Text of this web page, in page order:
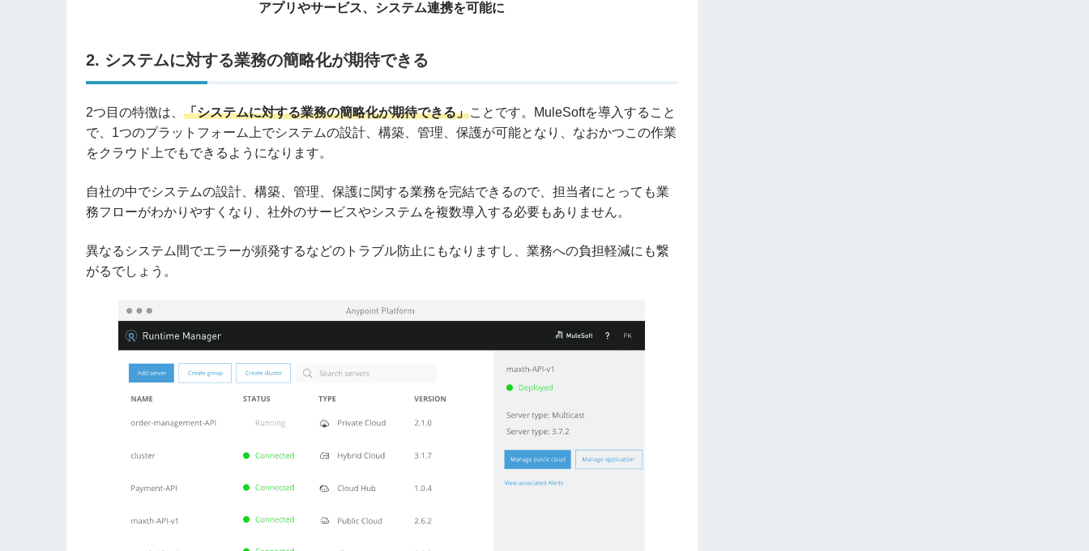
アプリやサービス、システム連携を可能に
2. システムに対する業務の簡略化が期待できる
2つ目の特徴は、 「システムに対する業務の簡略化が期待できる」ことです。MuleSoftを導入すること
で、1つのプラットフォーム上でシステムの設計、構築、管理、保護が可能となり、なおかつこの作業
をクラウド上でもできるようになります。
自社の中でシステムの設計、構築、管理、保護に関する業務を完結できるので、担当者にとっても業
務フローがわかりやすくなり、社外のサービスやシステムを複数導入する必要もありません。
異なるシステム間でエラーが頻発するなどのトラブル防止にもなりますし、業務への負担軽減にも繋
がるでしょう。